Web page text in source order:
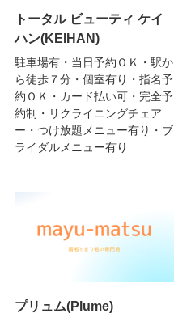
トータル ビューティ ケイ
ハン(KEIHAN)
駐車場有・当日予約ＯＫ・駅か
ら徒歩７分・個室有り・指名予
約ＯＫ・カード払い可・完全予
約制・リクライニングチェア
ー・つけ放題メニュー有り・ブ
ライダルメニュー有り
プリュム(Plume)